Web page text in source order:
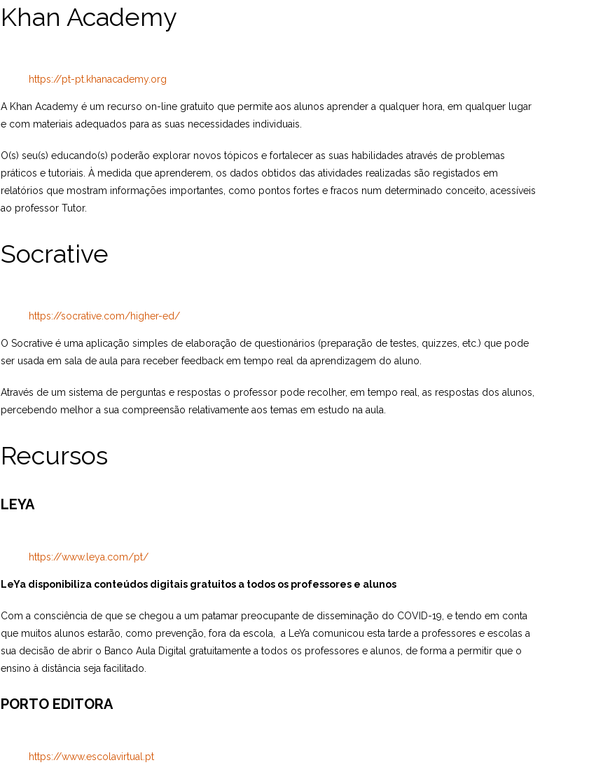
Khan Academy
https://pt-pt.khanacademy.org
A Khan Academy é um recurso on-line gratuito que permite aos alunos aprender a qualquer hora, em qualquer lugar
e com materiais adequados para as suas necessidades individuais.
O(s) seu(s) educando(s) poderão explorar novos tópicos e fortalecer as suas habilidades através de problemas
práticos e tutoriais. À medida que aprenderem, os dados obtidos das atividades realizadas são registados em
relatórios que mostram informações importantes, como pontos fortes e fracos num determinado conceito, acessíveis
ao professor Tutor.
Socrative
https://socrative.com/higher-ed/
O Socrative é uma aplicação simples de elaboração de questionários (preparação de testes, quizzes, etc.) que pode
ser usada em sala de aula para receber feedback em tempo real da aprendizagem do aluno.
Através de um sistema de perguntas e respostas o professor pode recolher, em tempo real, as respostas dos alunos,
percebendo melhor a sua compreensão relativamente aos temas em estudo na aula.
Recursos
LEYA
https://www.leya.com/pt/
LeYa disponibiliza conteúdos digitais gratuitos a todos os professores e alunos
Com a consciência de que se chegou a um patamar preocupante de disseminação do COVID-19, e tendo em conta
que muitos alunos estarão, como prevenção, fora da escola, a LeYa comunicou esta tarde a professores e escolas a
sua decisão de abrir o Banco Aula Digital gratuitamente a todos os professores e alunos, de forma a permitir que o
ensino à distância seja facilitado.
PORTO EDITORA
https://www.escolavirtual.pt